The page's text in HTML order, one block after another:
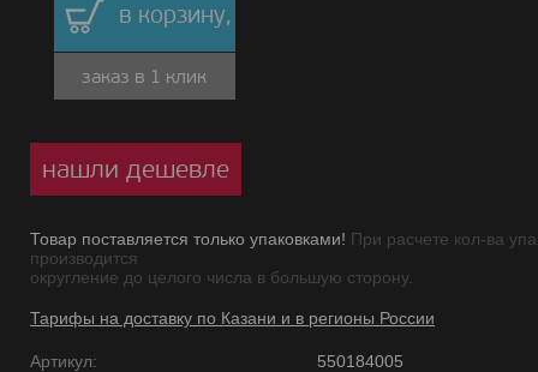
в корзину,
заказ в 1 клик
нашли дешевле
Товар поставляется только упаковками! При расчете кол-ва
производится
округление до целого числа в большую сторону.
Тарифы на доставку по Казани и в регионы России
Артикул:
550184005